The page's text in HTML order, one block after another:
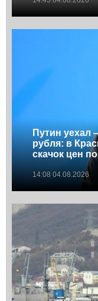
Путин уехал
рубля: в
скачок цен
14:08 04.08.2026